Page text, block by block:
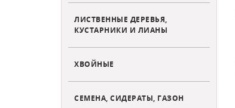
ЛИСТВЕННЫЕ ДЕРЕВЬЯ,
КУСТАРНИКИ И ЛИАНЫ
ХВОЙНЫЕ
СЕМЕНА, СИДЕРАТЫ, ГАЗОН